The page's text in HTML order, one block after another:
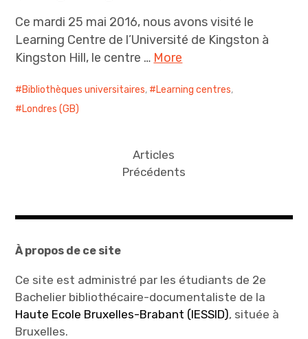
Ce mardi 25 mai 2016, nous avons visité le
Learning Centre de l’Université de Kingston à
Kingston Hill, le centre … More
Bibliothèques universitaires, Learning centres,
Londres (GB)
Articles
Précédents
À propos de ce site
Ce site est administré par les étudiants de 2e
Bachelier bibliothécaire-documentaliste de la
Haute Ecole Bruxelles-Brabant (IESSID), située à
Bruxelles.